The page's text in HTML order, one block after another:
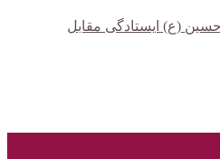
(ع) ایستادگی مقابل